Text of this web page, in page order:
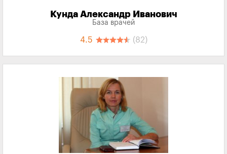
Кунда Александр Иванович
База врачей
4.5 (82)